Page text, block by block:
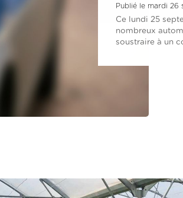
Publié le mardi 26
Ce lundi 25
nombreux
soustraire à un